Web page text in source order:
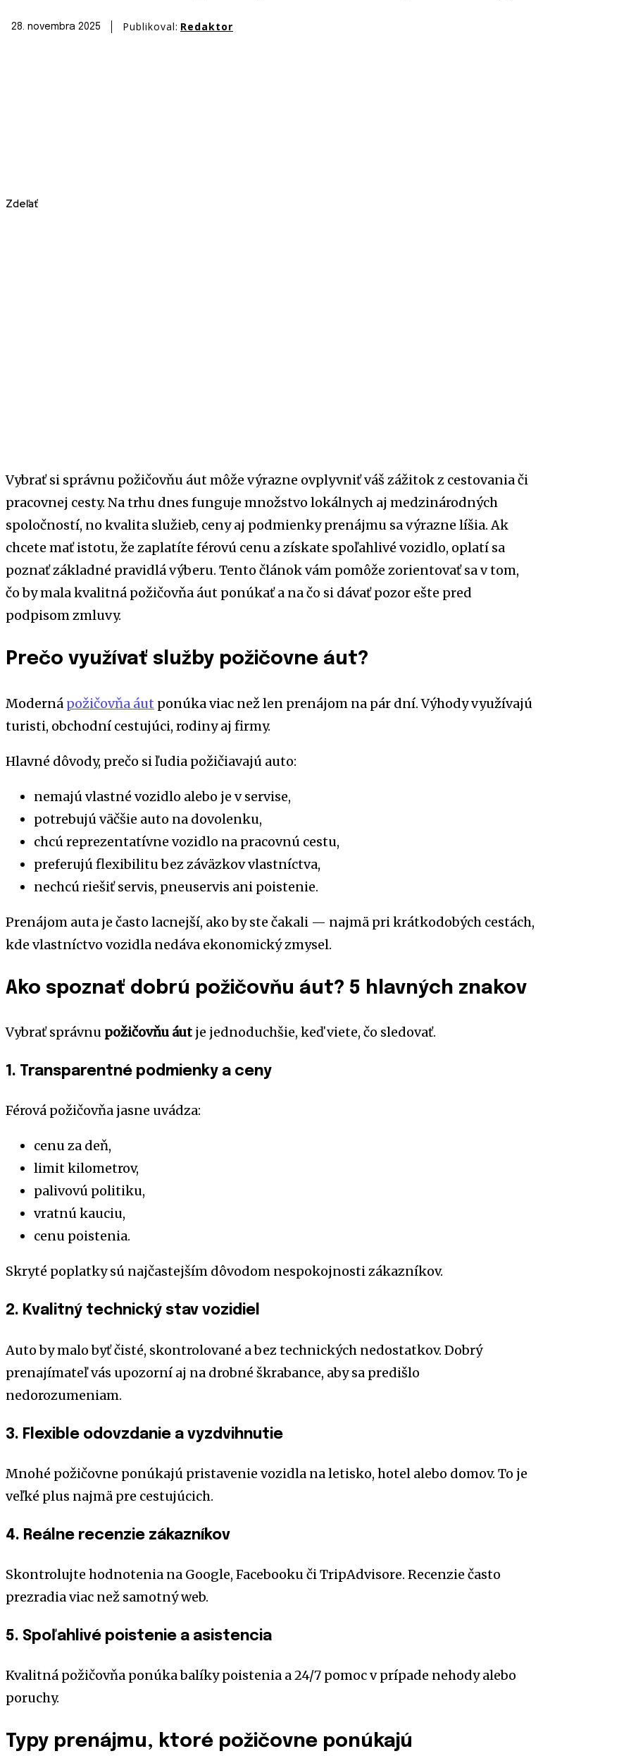
28. novembra 2025 Publikoval: Redaktor
Zdeľať
Vybrať si správnu požičovňu áut môže výrazne ovplyvniť váš zážitok z cestovania či
pracovnej cesty. Na trhu dnes funguje množstvo lokálnych aj medzinárodných
spoločností, no kvalita služieb, ceny aj podmienky prenájmu sa výrazne líšia. Ak
chcete mať istotu, že zaplatíte férovú cenu a získate spoľahlivé vozidlo, oplatí sa
poznať základné pravidlá výberu. Tento článok vám pomôže zorientovať sa v tom,
čo by mala kvalitná požičovňa áut ponúkať a na čo si dávať pozor ešte pred
podpisom zmluvy.
Prečo využívať služby požičovne áut?
Moderná požičovňa áut ponúka viac než len prenájom na pár dní. Výhody využívajú
turisti, obchodní cestujúci, rodiny aj firmy.
Hlavné dôvody, prečo si ľudia požičiavajú auto:
nemajú vlastné vozidlo alebo je v servise,
potrebujú väčšie auto na dovolenku,
chcú reprezentatívne vozidlo na pracovnú cestu,
preferujú flexibilitu bez záväzkov vlastníctva,
nechcú riešiť servis, pneuservis ani poistenie.
Prenájom auta je často lacnejší, ako by ste čakali — najmä pri krátkodobých cestách,
kde vlastníctvo vozidla nedáva ekonomický zmysel.
Ako spoznať dobrú požičovňu áut? 5 hlavných znakov
Vybrať správnu požičovňu áut je jednoduchšie, keď viete, čo sledovať.
1. Transparentné podmienky a ceny
Férová požičovňa jasne uvádza:
cenu za deň,
limit kilometrov,
palivovú politiku,
vratnú kauciu,
cenu poistenia.
Skryté poplatky sú najčastejším dôvodom nespokojnosti zákazníkov.
2. Kvalitný technický stav vozidiel
Auto by malo byť čisté, skontrolované a bez technických nedostatkov. Dobrý
prenajímateľ vás upozorní aj na drobné škrabance, aby sa predišlo
nedorozumeniam.
3. Flexible odovzdanie a vyzdvihnutie
Mnohé požičovne ponúkajú pristavenie vozidla na letisko, hotel alebo domov. To je
veľké plus najmä pre cestujúcich.
4. Reálne recenzie zákazníkov
Skontrolujte hodnotenia na Google, Facebooku či TripAdvisore. Recenzie často
prezradia viac než samotný web.
5. Spoľahlivé poistenie a asistencia
Kvalitná požičovňa ponúka balíky poistenia a 24/7 pomoc v prípade nehody alebo
poruchy.
Typy prenájmu, ktoré požičovne ponúkajú